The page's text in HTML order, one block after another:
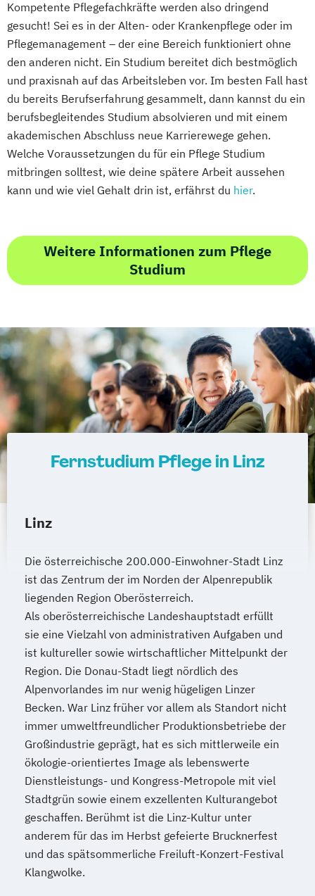
Kompetente Pflegefachkräfte werden also dringend
gesucht! Sei es in der Alten- oder Krankenpflege oder im
Pflegemanagement – der eine Bereich funktioniert ohne
den anderen nicht. Ein Studium bereitet dich bestmöglich
und praxisnah auf das Arbeitsleben vor. Im besten Fall hast
du bereits Berufserfahrung gesammelt, dann kannst du ein
berufsbegleitendes Studium absolvieren und mit einem
akademischen Abschluss neue Karrierewege gehen.
Welche Voraussetzungen du für ein Pflege Studium
mitbringen solltest, wie deine spätere Arbeit aussehen
kann und wie viel Gehalt drin ist, erfährst du hier.
Weitere Informationen zum Pflege
Studium
Fernstudium Pflege in Linz
Linz
Die österreichische 200.000-Einwohner-Stadt Linz
ist das Zentrum der im Norden der Alpenrepublik
liegenden Region Oberösterreich.
Als oberösterreichische Landeshauptstadt erfüllt
sie eine Vielzahl von administrativen Aufgaben und
ist kultureller sowie wirtschaftlicher Mittelpunkt der
Region. Die Donau-Stadt liegt nördlich des
Alpenvorlandes im nur wenig hügeligen Linzer
Becken. War Linz früher vor allem als Standort nicht
immer umweltfreundlicher Produktionsbetriebe der
Großindustrie geprägt, hat es sich mittlerweile ein
ökologie-orientiertes Image als lebenswerte
Dienstleistungs- und Kongress-Metropole mit viel
Stadtgrün sowie einem exzellenten Kulturangebot
geschaffen. Berühmt ist die Linz-Kultur unter
anderem für das im Herbst gefeierte Brucknerfest
und das spätsommerliche Freiluft-Konzert-Festival
Klangwolke.